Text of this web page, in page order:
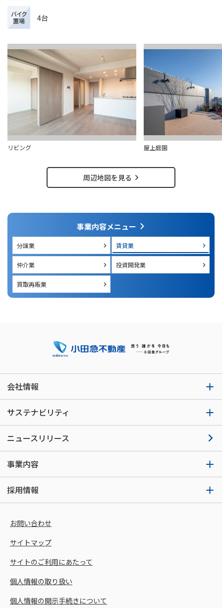
バイク
置場
4台
リビング 屋上庭園
周辺地図を見る
事業内容メニュー
分譲業 賃貸業
仲介業 投資開発業
買取再販業
会社情報
サステナビリティ
ニュースリリース
事業内容
採用情報
お問い合わせ
サイトマップ
サイトのご利用にあたって
個人情報の取り扱い
個人情報の開示手続きについて